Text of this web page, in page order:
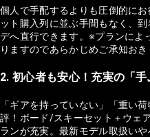
個人で手配するよりも圧倒的に
ット購入列に並ぶ手間もなく、
デへ直行できます。※プランによ
りますのであらかじめご承知おき
2. 初心者も安心！充実の「
「ギアを持っていない」「重い
評！ボード/スキーセット＋ウェ
ランが充実。最新モデル取扱い